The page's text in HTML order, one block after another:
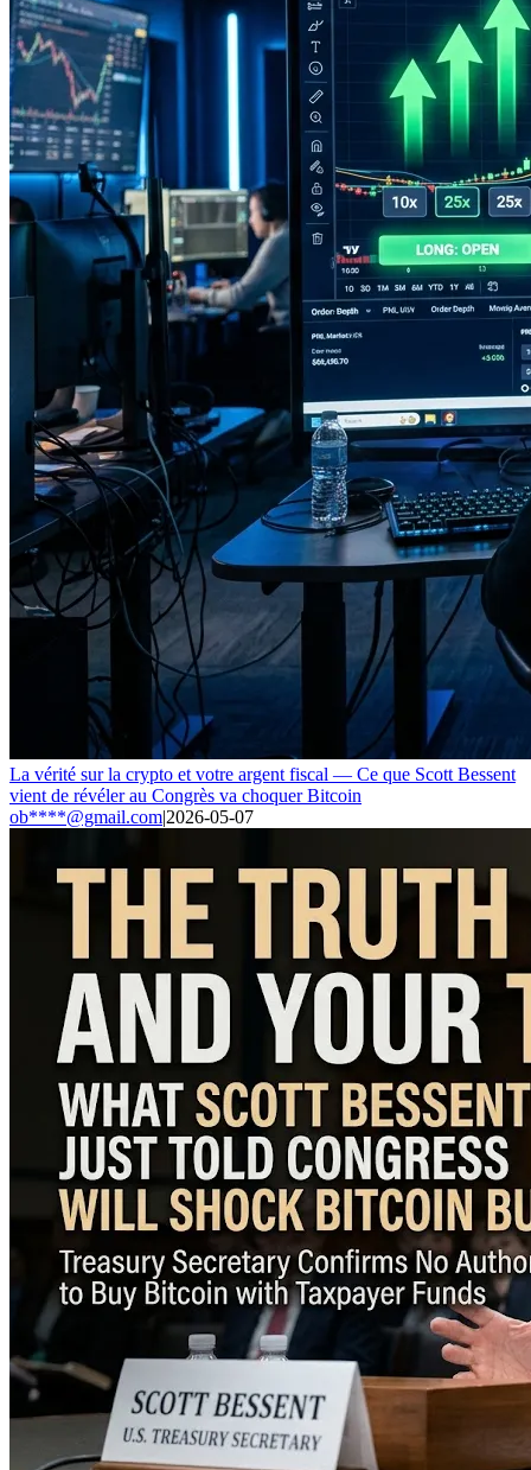
La vérité sur la crypto et votre argent fiscal — Ce que Scott Bessent
vient de révéler au Congrès va choquer Bitcoin
ob****@gmail.com|2026-05-07